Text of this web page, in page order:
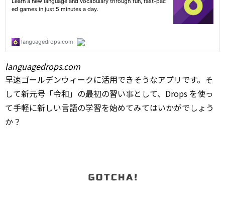
languagedrops.com
早速ゴールデンウィークに活用できそうなアプリです。そ
して新元号「令和」の最初の習い事として、Drops を使っ
て手軽に新しい言語の学習を始めてみてはいかがでしょう
か？